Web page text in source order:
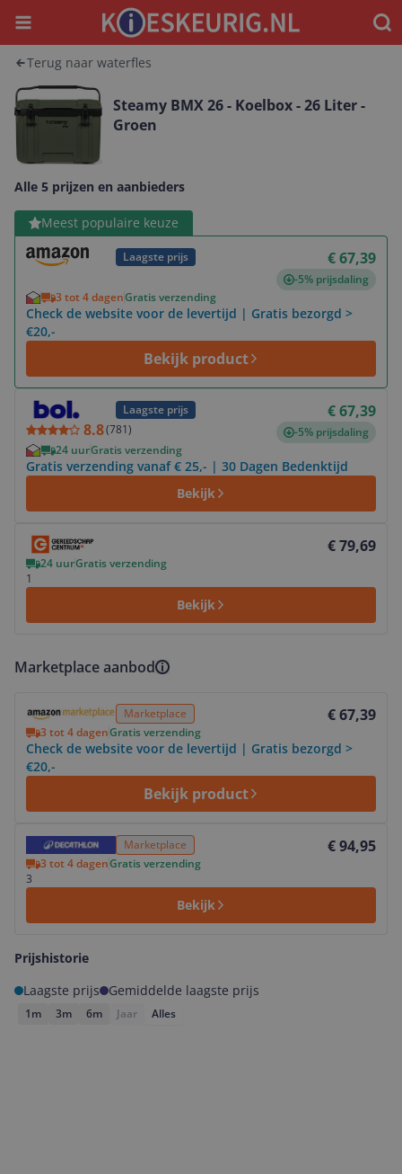
Menu
Terug naar waterfles
Steamy BMX 26 - Koelbox - 26 Liter -
Groen
Alle 5 prijzen en aanbieders
Meest populaire keuze
Laagste prijs € 67,39
-5% prijsdaling
3 tot 4 dagenGratis verzending
Check de website voor de levertijd | Gratis bezorgd >
€20,-
Bekijk product
Bekijk product
Laagste prijs
8.8(781)
€ 67,39
-5% prijsdaling
24 uurGratis verzending
Gratis verzending vanaf € 25,- | 30 Dagen Bedenktijd
Bekijk
Bekijk product
€ 79,69
24 uurGratis verzending
1
Bekijk
Bekijk product
Marketplace aanbod
Marketplace € 67,39
3 tot 4 dagenGratis verzending
Check de website voor de levertijd | Gratis bezorgd >
€20,-
Bekijk product
Marketplace € 94,95
3 tot 4 dagenGratis verzending
3
Bekijk
Bekijk product
Prijshistorie
Laagste prijs
Gemiddelde laagste prijs
1m 3m 6m Jaar Alles